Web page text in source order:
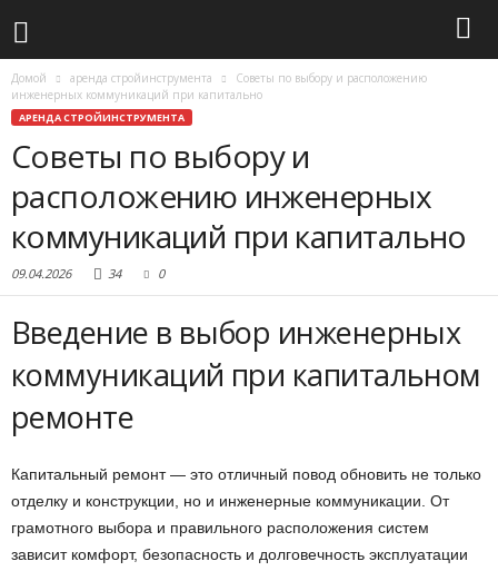
Домой аренда стройинструмента
Советы по выбору и расположению
инженерных коммуникаций при капитально
АРЕНДА СТРОЙИНСТРУМЕНТА
Советы по выбору и
расположению инженерных
коммуникаций при капитально
09.04.2026 34 0
Введение в выбор инженерных
коммуникаций при капитальном
ремонте
Капитальный ремонт — это отличный повод обновить не только
отделку и конструкции, но и инженерные коммуникации. От
грамотного выбора и правильного расположения систем
зависит комфорт, безопасность и долговечность эксплуатации